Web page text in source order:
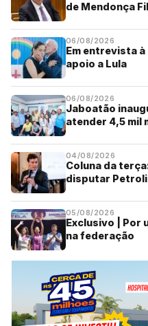
de Mendonça
06/08/2026
Em entrevista à
apoio a Lula
06/08/2026
Jaboatão
atender 4,5 mil
04/08/2026
Coluna da
disputar
05/08/2026
Exclusivo | Por
na federação